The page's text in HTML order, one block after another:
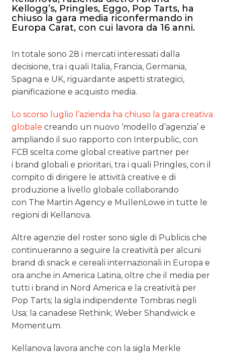
OPINIONI
Kellogg’s, Pringles, Eggo, Pop Tarts, ha
chiuso la gara media riconfermando in
Europa Carat, con cui lavora da 16 anni.
In totale sono 28 i mercati interessati dalla
decisione, tra i quali Italia, Francia, Germania,
Spagna e UK, riguardante aspetti strategici,
pianificazione e acquisto media.
Lo scorso luglio l’azienda ha chiuso la gara creativa
globale creando un nuovo ‘modello d’agenzia’ e
ampliando il suo rapporto con Interpublic, con
FCB scelta come global creative partner per
i brand globali e prioritari, tra i quali Pringles, con il
compito di dirigere le attività creative e di
produzione a livello globale collaborando
con The Martin Agency e MullenLowe in tutte le
regioni di Kellanova.
Altre agenzie del roster sono sigle di Publicis che
continueranno a seguire la creatività per alcuni
brand di snack e cereali internazionali in Europa e
ora anche in America Latina, oltre che il media per
tutti i brand in Nord America e la creatività per
Pop Tarts; la sigla indipendente Tombras negli
Usa; la canadese Rethink; Weber Shandwick e
Momentum.
Kellanova lavora anche con la sigla Merkle